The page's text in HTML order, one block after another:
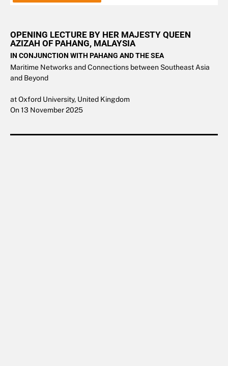
OPENING LECTURE BY HER MAJESTY QUEEN
AZIZAH OF PAHANG, MALAYSIA
IN CONJUNCTION WITH PAHANG AND THE SEA
Maritime Networks and Connections between Southeast Asia
and Beyond
at Oxford University, United Kingdom
On 13 November 2025